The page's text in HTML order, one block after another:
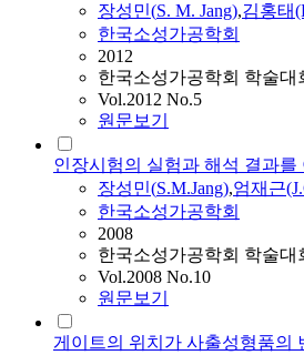
장성민(S. M. Jang),김홍태
한국소성가공학회
2012
한국소성가공학회 학술대
Vol.2012 No.5
원문보기
인장시험의 실험과 해석 결과
장성민(S.M.Jang),엄재근
한국소성가공학회
2008
한국소성가공학회 학술대
Vol.2008 No.10
원문보기
게이트의 위치가 사출성형품의